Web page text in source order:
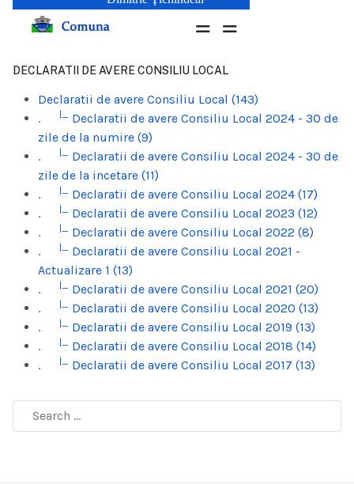
DECLARATII DE AVERE CONSILIU LOCAL
Declaratii de avere Consiliu Local (143)
.
|_
Declaratii de avere Consiliu Local 2024 - 30 de
zile de la numire (9)
.
|_
Declaratii de avere Consiliu Local 2024 - 30 de
zile de la incetare (11)
.
|_
Declaratii de avere Consiliu Local 2024 (17)
.
|_
Declaratii de avere Consiliu Local 2023 (12)
.
|_
Declaratii de avere Consiliu Local 2022 (8)
.
|_
Declaratii de avere Consiliu Local 2021 -
Actualizare 1 (13)
.
|_
Declaratii de avere Consiliu Local 2021 (20)
.
|_
Declaratii de avere Consiliu Local 2020 (13)
.
|_
Declaratii de avere Consiliu Local 2019 (13)
.
|_
Declaratii de avere Consiliu Local 2018 (14)
.
|_ Declaratii de avere Consiliu Local 2017 (13)